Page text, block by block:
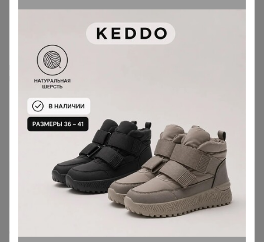
Могу объединить ваши заказы из разных закупок!
Пишите в комментариях к заказам что с чем объединить
Irina240388
Любитель СП